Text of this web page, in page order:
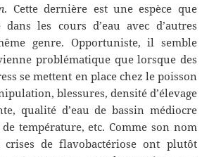
. Cette dernière est une espèce que
les cours d’eau avec d’autres
genre. Opportuniste, il semble
problématique que lorsque des
se mettent en place chez le poisson
blessures, densité d’élevage
qualité d’eau de bassin médiocre
température, etc. Comme son nom
crises de flavobactériose ont plutôt